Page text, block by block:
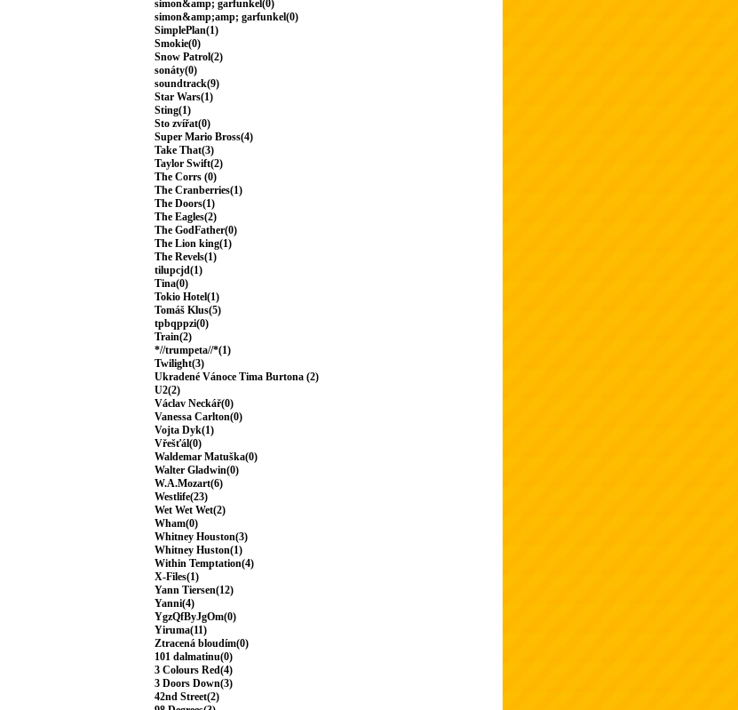
simon&amp; garfunkel(0)
simon&amp;amp; garfunkel(0)
SimplePlan(1)
Smokie(0)
Snow Patrol(2)
sonáty(0)
soundtrack(9)
Star Wars(1)
Sting(1)
Sto zvířat(0)
Super Mario Bross(4)
Take That(3)
Taylor Swift(2)
The Corrs (0)
The Cranberries(1)
The Doors(1)
The Eagles(2)
The GodFather(0)
The Lion king(1)
The Revels(1)
tilupcjd(1)
Tina(0)
Tokio Hotel(1)
Tomáš Klus(5)
tpbqppzi(0)
Train(2)
*//trumpeta//*(1)
Twilight(3)
Ukradené Vánoce Tima Burtona (2)
U2(2)
Václav Neckář(0)
Vanessa Carlton(0)
Vojta Dyk(1)
Vřešťál(0)
Waldemar Matuška(0)
Walter Gladwin(0)
W.A.Mozart(6)
Westlife(23)
Wet Wet Wet(2)
Wham(0)
Whitney Houston(3)
Whitney Huston(1)
Within Temptation(4)
X-Files(1)
Yann Tiersen(12)
Yanni(4)
YgzQfByJgOm(0)
Yiruma(11)
Ztracená bloudím(0)
101 dalmatinu(0)
3 Colours Red(4)
3 Doors Down(3)
42nd Street(2)